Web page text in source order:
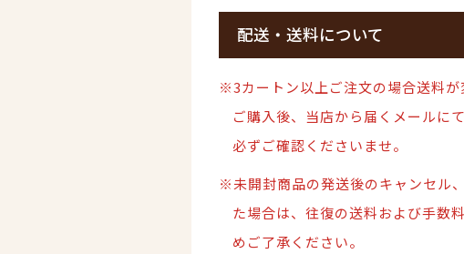
配送・送料について
※3カートン以上ご注文の場合送料が
ご購入後、当店から届くメールに
必ずご確認くださいませ。
※未開封商品の発送後のキャンセル
た場合は、 往復の送料および手数
めご了承ください。